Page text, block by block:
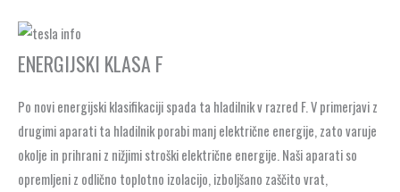
ENERGIJSKI KLASA F
Po novi energijski klasifikaciji spada ta hladilnik v razred F. V primerjavi z
drugimi aparati ta hladilnik porabi manj električne energije, zato varuje
okolje in prihrani z nižjimi stroški električne energije. Naši aparati so
opremljeni z odlično toplotno izolacijo, izboljšano zaščito vrat,